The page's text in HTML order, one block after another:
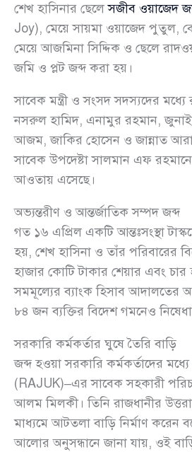
শেখ হাসিনার ছেলেসজীব ওয়াজেদ
Joy), মেয়ে সায়মা ওয়াজেদ পুতুল,
মেয়ে আজমিনা সিদ্দিক ও ছেলে
জমি ও প্লট জব্দ করা হয়।
সাবেক মন্ত্রী ও সংসদ সদস্যদের
নসরুল হামিদ, এনামুর রহমান,
আজম, জাকির হোসেন ও জান্নাত আরা
সাবেক উপদেষ্টা সালমান এফ
আওতায় এসেছে।
অভ্যন্তরীণ ও আন্তর্জাতিক সম্পদ জব্দ
গত ১৬ এপ্রিল একটি আন্তঃসংস্থা
হয়, শেখ হাসিনা ও তাঁর পরিবারের
হাজার কোটি টাকার শেয়ার এবং চার
সমমূল্যের ব্যাংক হিসাব আদালতের
৮৪ জন ব্যক্তির বিদেশ গমনেও
সরকারি কর্মকর্তার ঘুষে তৈরি বাড়ি
জব্দ হওয়া সরকারি কর্মকর্তাদের
(RAJUK)–এর সাবেক সহকারী
আলম মিলকী। তিনি রাজধানীর
মাধ্যমে আটতলা বাড়ি নির্মাণ করেন
আলোর অনুসন্ধানে জানা যায়, ওই